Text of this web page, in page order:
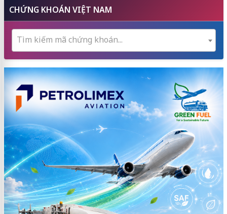
CHỨNG KHOÁN VIỆT NAM
Tìm kiếm mã chứng khoán...